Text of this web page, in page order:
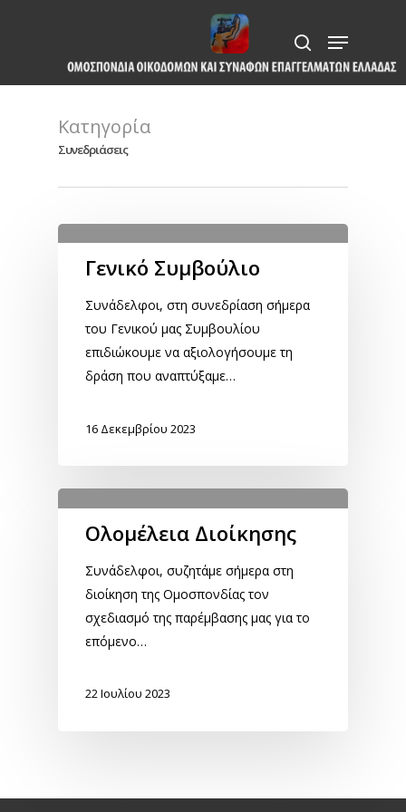
content
search
Menu
Κατηγορία
Συνεδριάσεις
Γενικό Συμβούλιο
Συνάδελφοι, στη συνεδρίαση σήμερα
του Γενικού μας Συμβουλίου
επιδιώκουμε να αξιολογήσουμε τη
δράση που αναπτύξαμε…
16 Δεκεμβρίου 2023
Ολομέλεια Διοίκησης
Συνάδελφοι, συζητάμε σήμερα στη
διοίκηση της Ομοσπονδίας τον
σχεδιασμό της παρέμβασης μας για το
επόμενο…
22 Ιουλίου 2023